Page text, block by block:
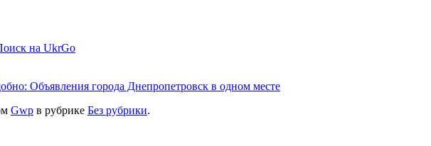
на UkrGo
Объявления города Днепропетровск в одном месте
Gwp в рубрике Без рубрики.